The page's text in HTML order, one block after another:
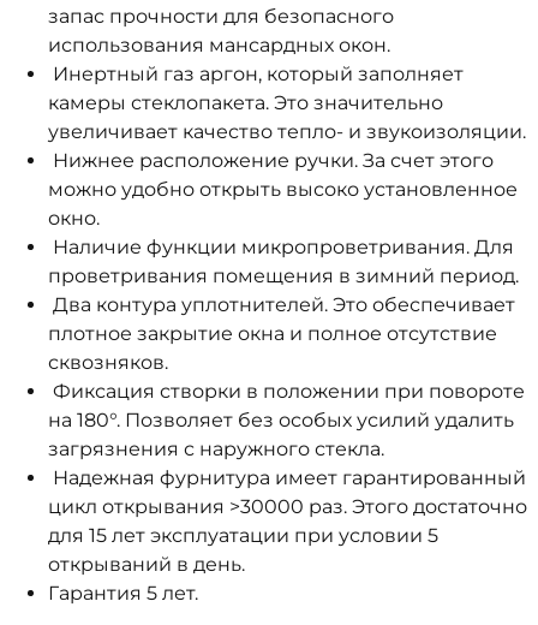
запас прочности для безопасного
использования мансардных окон.
Инертный газ аргон, который заполняет
камеры стеклопакета. Это значительно
увеличивает качество тепло- и звукоизоляции.
Нижнее расположение ручки. За счет этого
можно удобно открыть высоко установленное
окно.
Наличие функции микропроветривания. Для
проветривания помещения в зимний период.
Два контура уплотнителей. Это обеспечивает
плотное закрытие окна и полное отсутствие
сквозняков.
Фиксация створки в положении при повороте
на 180°. Позволяет без особых усилий удалить
загрязнения с наружного стекла.
Надежная фурнитура имеет гарантированный
цикл открывания >30000 раз. Этого достаточно
для 15 лет эксплуатации при условии 5
открываний в день.
Гарантия 5 лет.